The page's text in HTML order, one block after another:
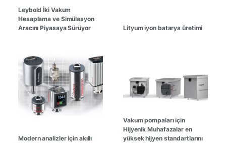
Leybold İki Vakum
Hesaplama ve Simülasyon
Aracını Piyasaya Sürüyor
Lityum iyon batarya üretimi
Modern analizler için akıllı
Vakum pompaları için
Hijyenik Muhafazalar en
yüksek hijyen standartlarını